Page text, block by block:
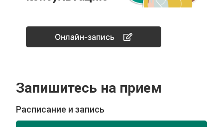
Онлайн-запись
Запишитесь на прием
Расписание и запись